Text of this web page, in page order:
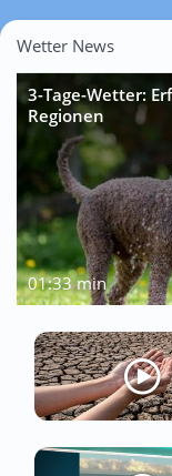
Wetter News
3-Tage-Wetter:
Regionen
01:33 min